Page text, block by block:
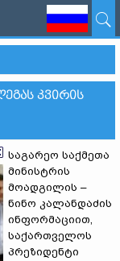
ᲙᲕᲘᲠᲘᲡ
საგარეო საქმეთა
მინისტრის
მოადგილის –
ნინო კალანდაძის
ინფორმაციით,
საქართველოს
პრეზიდენტი